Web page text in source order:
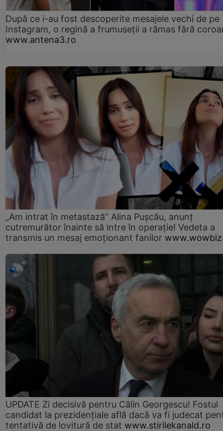
După ce i-au fost descoperite mesajele vechi de pe
Instagram, o regină a frumuseții a rămas fără
www.antena3.ro
„Am intrat în metastază” Alina Pușcău, anunț
cutremurător înainte să intre în operație! Vedeta a
transmis un mesaj emoționant fanilor
UPDATE Zi decisivă pentru Călin Georgescu! Fostul
candidat la prezidențiale află dacă va fi judecat
tentativă de lovitură de stat www.stirilekanald.ro